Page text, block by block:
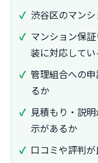
渋谷区のマン
マンション保
装に対応して
管理組合への
るか
見積もり・説
示があるか
口コミや評判